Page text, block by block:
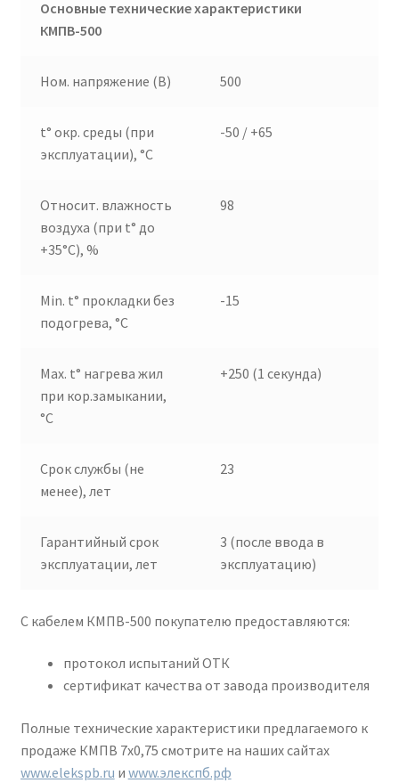
Основные технические характеристики
КМПВ-500
Ном. напряжение (В) 500
t° окр. среды (при
эксплуатации), °C
-50 / +65
Относит. влажность
воздуха (при t° до
+35°C), %
98
Min. t° прокладки без
подогрева, °C
-15
Max. t° нагрева жил
при кор.замыкании,
°C
+250 (1 секунда)
Срок службы (не
менее), лет
23
Гарантийный срок
эксплуатации, лет
3 (после ввода в
эксплуатацию)
С кабелем КМПВ-500 покупателю предоставляются:
протокол испытаний ОТК
сертификат качества от завода производителя
Полные технические характеристики предлагаемого к
продаже КМПВ 7х0,75 смотрите на наших сайтах
www.elekspb.ru и www.элекспб.рф